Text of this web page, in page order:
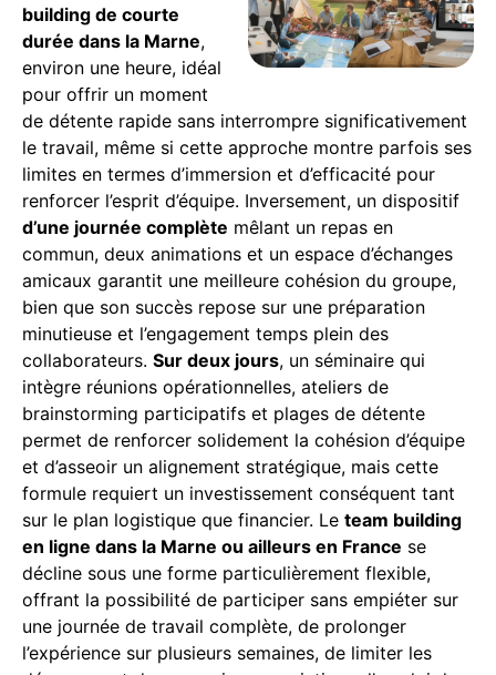
building de courte
durée dans la Marne,
environ une heure, idéal
pour offrir un moment
de détente rapide sans interrompre significativement
le travail, même si cette approche montre parfois ses
limites en termes d’immersion et d’efficacité pour
renforcer l’esprit d’équipe. Inversement, un dispositif
d’une journée complète mêlant un repas en
commun, deux animations et un espace d’échanges
amicaux garantit une meilleure cohésion du groupe,
bien que son succès repose sur une préparation
minutieuse et l’engagement temps plein des
collaborateurs. Sur deux jours, un séminaire qui
intègre réunions opérationnelles, ateliers de
brainstorming participatifs et plages de détente
permet de renforcer solidement la cohésion d’équipe
et d’asseoir un alignement stratégique, mais cette
formule requiert un investissement conséquent tant
sur le plan logistique que financier. Le team building
en ligne dans la Marne ou ailleurs en France se
décline sous une forme particulièrement flexible,
offrant la possibilité de participer sans empiéter sur
une journée de travail complète, de prolonger
l’expérience sur plusieurs semaines, de limiter les